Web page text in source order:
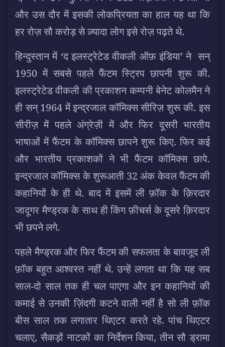
और उस दौर में इसकी लोकप्रियता का हाल यह था कि
हर रोज़ सौ करोड़ से ज़्यादा लोग इसे रोज़ पढ़ते थे.
हिन्दुस्तान में ‘द इलस्ट्रेटेड वीकली ऑफ़ इंडिया’ ने सन्
1950 में सबसे पहले फैंटम स्ट्रिप छापनी शुरू की.
इलस्ट्रेटेड वीकली की प्रकाशन कम्पनी बेनेट कोलमैन ने
ही सन् 1964 में इन्द्रजाल कॉमिक्स सीरिज़ शुरू की. इस
सीरीज़ में पहले अंग्रेज़ी में और फिर दूसरी भारतीय
भाषाओं में फैंटम के कॉमिक्स छापने शुरू किए. फिर कई
और भारतीय प्रकाशकों ने भी फैंटम कॉमिक्स छापे.
इन्द्रजाल कॉमिक्स के शुरूआती 32 अंक केवल फैंटम की
कहानियों के ही थे. बाद में इसमें ली फ़ॉक के क़िरदार
जादूगर मैण्ड्रक के साथ ही किंग फ़ीचर्स के दूसरे क़िरदार
भी छपने लगे.
पहले मैण्ड्रक और फिर फैंटम की सफलता के बावजूद ली
फ़ॉक बहुत आश्वस्त नहीं थे. उन्हें लगता था कि यह सब
साल-दो साल तक ही चल पाएगा और इन कहानियों की
कमाई से उनकी ज़िंदगी कटने वाली नहीं है सो ली फ़ॉक
बीस साल तक लगातार थिएटर करते रहे. पांच थिएटर
चलाए, सैकड़ों नाटकों का निर्देशन किया, तीन सौ ड्रामा